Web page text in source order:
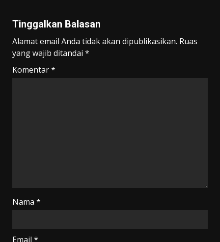
Tinggalkan Balasan
Alamat email Anda tidak akan dipublikasikan. Ruas
yang wajib ditandai *
Komentar*
Nama *
Email *